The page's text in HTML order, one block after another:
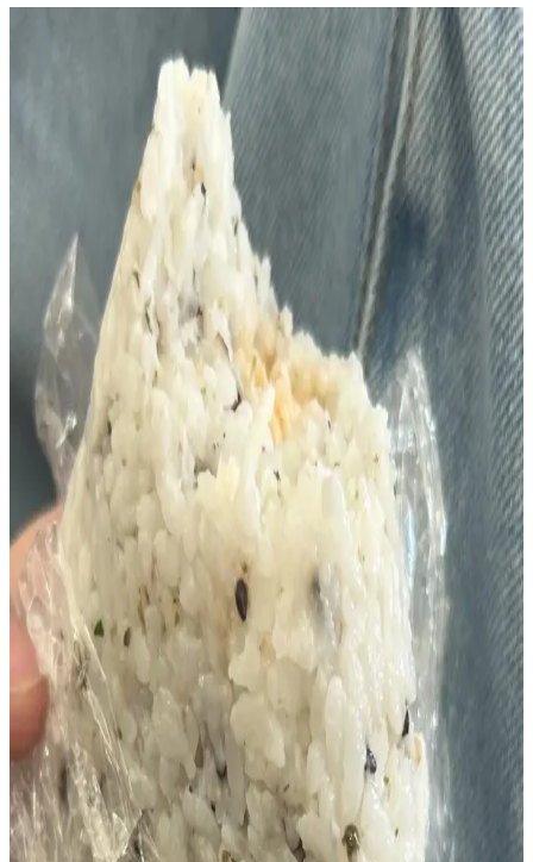
Ton Balıklı Salatalarda Lahana Kullanımı ve
Alternatif Malzeme Önerileriyle Lezzet Artırma
Ton balıklı salatalarda lahana kullanımı, salataya hacim ve lif katarak
besleyiciliği artırır. Hardal, elma, haşlanmış yumurta gibi
malzemelerle zenginleştirilen tarifler, farklı lezzetler sunar.
Konserve Ton Balığı ile Ekonomik ve Lezzetli
Teriyaki Akşam Yemeği Tarifleri
Konserve ton balığı, zencefil, soya sosu ve Sriracha ile hazırlanan
teriyaki tarzı sosla ekonomik ve dengeli bir akşam yemeği sunar.
Yanında pirinç, avokado ve miso çorbası ile tamamlanır.
Ton Balığını Hızlı ve Pratik Kullanma Yöntemleri ile
Zaman Kazanın
Ton balığı, uzun süre dayanabilen ve kolayca hazırlanan bir
konserve gıdadır. Salatalar, sandviçler ve mezelerde kullanımıyla
zaman kazandırır, sağlıklı ve lezzetli öğünler oluşturur.
Sağlıklı ve Pratik Ton Balığı Yemekleri ile Günlük
Beslenmenizi Zenginleştirin
Ton balığı, omega-3 ve yüksek protein içerikleriyle sağlıklı ve pratik
yemekler için ideal. Konserve formda kolayca hazırlanabilir, çeşitli
tariflerle günlük beslenmenize katkı sağlar.
Kolay Baharatlı Ton Balıklı Mayonezli Pirinç
Topları (Jumeokbap) Tarifi ve Hazırlama
Yöntemleri
Kore esintili baharatlı ton balıklı mayonezli pirinç topları, kısa taneli
pirinç ve ton balığının birleşimiyle hazırlanır. Deniz yosunu
kaplamasıyla zenginleşen bu tarif, pratik ve ekonomik bir öğün
sunar.